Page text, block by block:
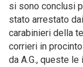
si sono conclusi
stato arrestato dai
carabinieri della
corrieri in
da A.G., queste le